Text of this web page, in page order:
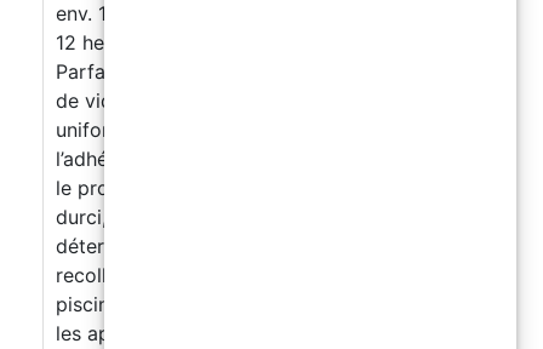
env. 15–20 minutes
12 heures (à 20 °C)
Parfait pour des réparations localisées : inutile
de vider la piscine. Appliquer en couche
uniforme et bien presser pour favoriser
l’adhérence. Pas besoin de sécher la surface :
le produit catalyse même sous l’eau. Une fois
durci, il résiste au chlore, au calcaire et aux
détergents.
recoller un carreau décollé au fond de la
piscine ? Oui, il est spécialement conçu pour
les applications directement sous l’eau.